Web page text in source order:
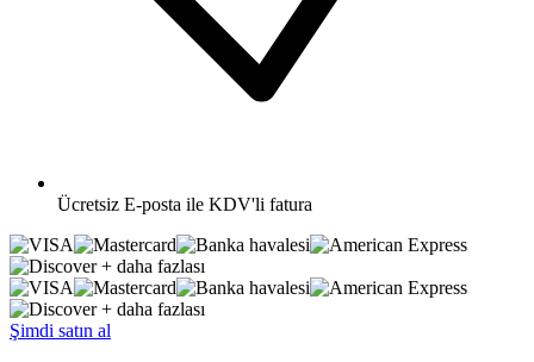
Ücretsiz E-posta ile KDV'li fatura
+ daha fazlası
+ daha fazlası
Şimdi satın al